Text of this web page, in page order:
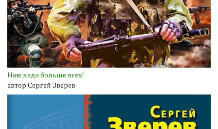
Нам надо больше всех!
автор Сергей Зверев